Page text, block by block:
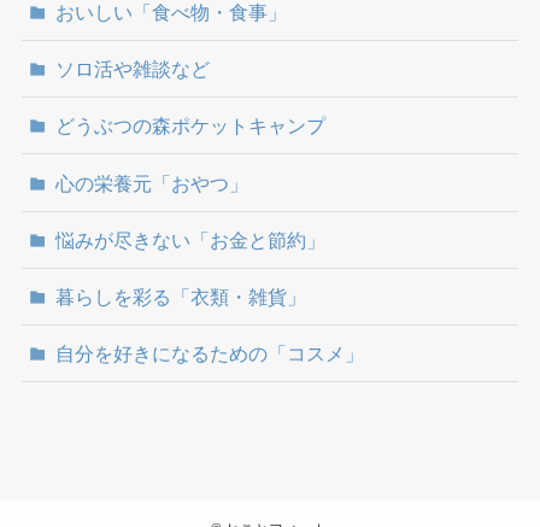
おいしい「食べ物・食事」
ソロ活や雑談など
どうぶつの森ポケットキャンプ
心の栄養元「おやつ」
悩みが尽きない「お金と節約」
暮らしを彩る「衣類・雑貨」
自分を好きになるための「コスメ」